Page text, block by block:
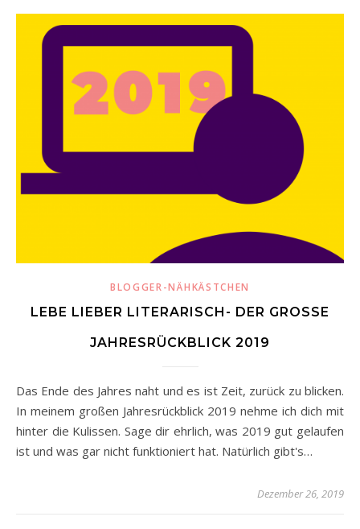
BLOGGER-NÄHKÄSTCHEN
LEBE LIEBER LITERARISCH- DER GROSSE J
AHRESRÜCKBLICK 2019
Das Ende des Jahres naht und es ist Zeit, zurück zu blicken.
In meinem großen Jahresrückblick 2019 nehme ich dich mit
hinter die Kulissen. Sage dir ehrlich, was 2019 gut gelaufen
ist und was gar nicht funktioniert hat. Natürlich gibt's…
Dezember 26, 2019